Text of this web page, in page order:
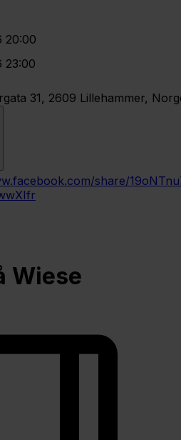
20:00
23:00
31, 2609 Lillehammer,
share/
Wiese